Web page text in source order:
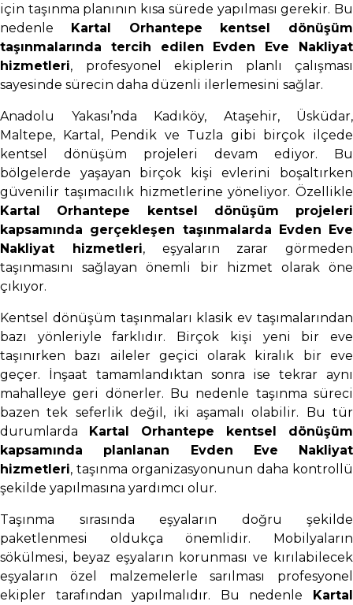
için taşınma planının kısa sürede yapılması gerekir. Bu
nedenle Kartal Orhantepe kentsel dönüşüm
taşınmalarında tercih edilen Evden Eve Nakliyat
hizmetleri, profesyonel ekiplerin planlı çalışması
sayesinde sürecin daha düzenli ilerlemesini sağlar.
Anadolu Yakası’nda Kadıköy, Ataşehir, Üsküdar,
Maltepe, Kartal, Pendik ve Tuzla gibi birçok ilçede
kentsel dönüşüm projeleri devam ediyor. Bu
bölgelerde yaşayan birçok kişi evlerini boşaltırken
güvenilir taşımacılık hizmetlerine yöneliyor. Özellikle
Kartal Orhantepe kentsel dönüşüm projeleri
kapsamında gerçekleşen taşınmalarda Evden Eve
Nakliyat hizmetleri, eşyaların zarar görmeden
taşınmasını sağlayan önemli bir hizmet olarak öne
çıkıyor.
Kentsel dönüşüm taşınmaları klasik ev taşımalarından
bazı yönleriyle farklıdır. Birçok kişi yeni bir eve
taşınırken bazı aileler geçici olarak kiralık bir eve
geçer. İnşaat tamamlandıktan sonra ise tekrar aynı
mahalleye geri dönerler. Bu nedenle taşınma süreci
bazen tek seferlik değil, iki aşamalı olabilir. Bu tür
durumlarda Kartal Orhantepe kentsel dönüşüm
kapsamında planlanan Evden Eve Nakliyat
hizmetleri, taşınma organizasyonunun daha kontrollü
şekilde yapılmasına yardımcı olur.
Taşınma sırasında eşyaların doğru şekilde
paketlenmesi oldukça önemlidir. Mobilyaların
sökülmesi, beyaz eşyaların korunması ve kırılabilecek
eşyaların özel malzemelerle sarılması profesyonel
ekipler tarafından yapılmalıdır. Bu nedenle Kartal